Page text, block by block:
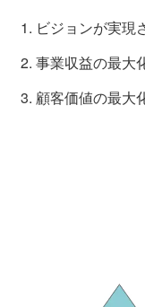
ビジョンが実現
事業収益の最大
顧客価値の最大